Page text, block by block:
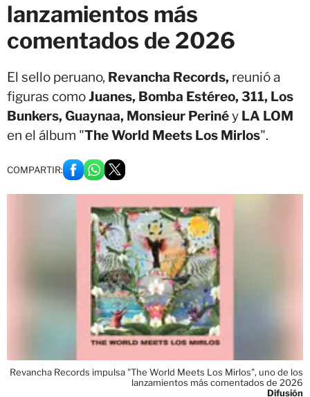
lanzamientos más
comentados de 2026
El sello peruano, Revancha Records, reunió a
figuras comoJuanes, Bomba Estéreo, 311, Los
Bunkers, Guaynaa, Monsieur Perinéy LA LOM
en el álbum "The World Meets Los Mirlos".
COMPARTIR:
Revancha Records impulsa "The World Meets Los Mirlos", uno de los
lanzamientos más comentados de 2026
Difusión